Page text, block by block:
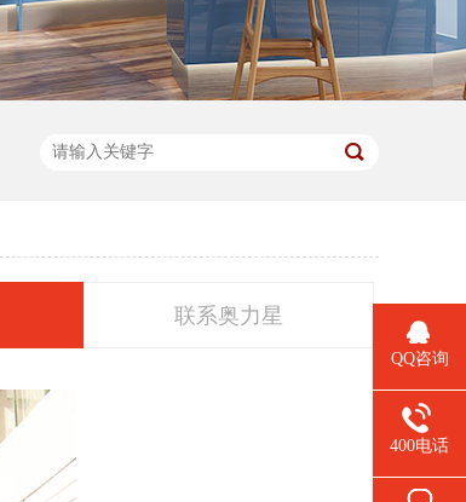
联系奥力星
QQ咨询
400电话